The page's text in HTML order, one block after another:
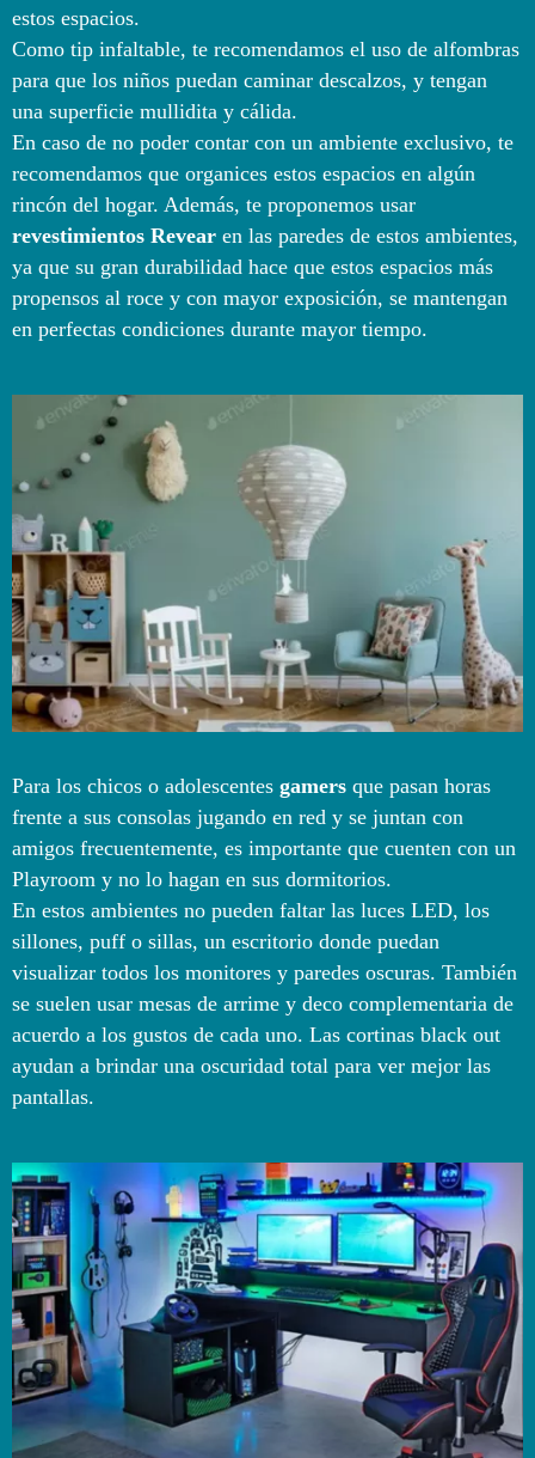
estos espacios.
Como tip infaltable, te recomendamos el uso de alfombras
para que los niños puedan caminar descalzos, y tengan
una superficie mullidita y cálida.
En caso de no poder contar con un ambiente exclusivo, te
recomendamos que organices estos espacios en algún
rincón del hogar. Además, te proponemos usar
revestimientos Revear en las paredes de estos ambientes,
ya que su gran durabilidad hace que estos espacios más
propensos al roce y con mayor exposición, se mantengan
en perfectas condiciones durante mayor tiempo.
Para los chicos o adolescentes gamers que pasan horas
frente a sus consolas jugando en red y se juntan con
amigos frecuentemente, es importante que cuenten con un
Playroom y no lo hagan en sus dormitorios.
En estos ambientes no pueden faltar las luces LED, los
sillones, puff o sillas, un escritorio donde puedan
visualizar todos los monitores y paredes oscuras. También
se suelen usar mesas de arrime y deco complementaria de
acuerdo a los gustos de cada uno. Las cortinas black out
ayudan a brindar una oscuridad total para ver mejor las
pantallas.